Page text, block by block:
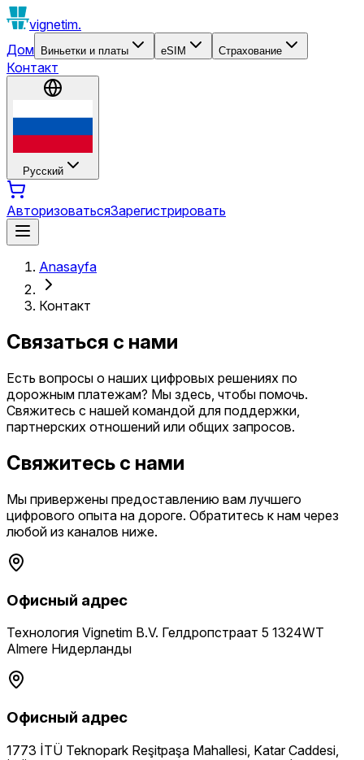
vignetim.
Дом
Виньетки и платы eSIM Страхование
Контакт
Русский
АвторизоватьсяЗарегистрировать
Anasayfa
Контакт
Связаться с нами
Есть вопросы о наших цифровых решениях по
дорожным платежам? Мы здесь, чтобы помочь.
Свяжитесь с нашей командой для поддержки,
партнерских отношений или общих запросов.
Свяжитесь с нами
Мы привержены предоставлению вам лучшего
цифрового опыта на дороге. Обратитесь к нам через
любой из каналов ниже.
Офисный адрес
Технология Vignetim B.V. Гелдропстраат 5 1324WT
Almere Нидерланды
Офисный адрес
1773 İTÜ Teknopark Reşitpaşa Mahallesi, Katar Caddesi,